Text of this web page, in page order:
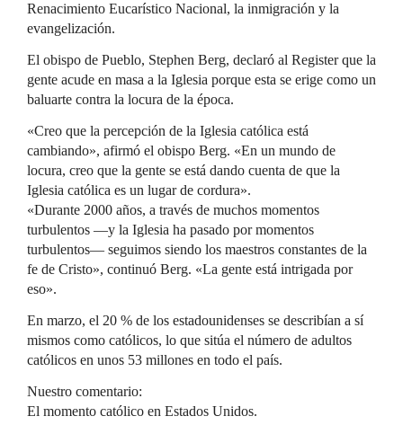
Renacimiento Eucarístico Nacional, la inmigración y la
evangelización.
El obispo de Pueblo, Stephen Berg, declaró al Register que la
gente acude en masa a la Iglesia porque esta se erige como un
baluarte contra la locura de la época.
«Creo que la percepción de la Iglesia católica está
cambiando», afirmó el obispo Berg. «En un mundo de
locura, creo que la gente se está dando cuenta de que la
Iglesia católica es un lugar de cordura».
«Durante 2000 años, a través de muchos momentos
turbulentos —y la Iglesia ha pasado por momentos
turbulentos— seguimos siendo los maestros constantes de la
fe de Cristo», continuó Berg. «La gente está intrigada por
eso».
En marzo, el 20 % de los estadounidenses se describían a sí
mismos como católicos, lo que sitúa el número de adultos
católicos en unos 53 millones en todo el país.
Nuestro comentario:
El momento católico en Estados Unidos.